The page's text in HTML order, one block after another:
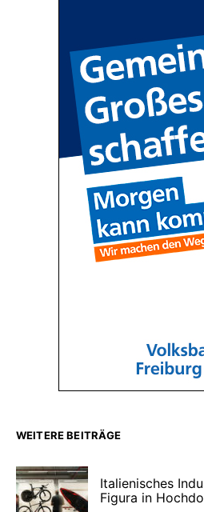
WEITERE BEITRÄGE
Italienisches
Figura in